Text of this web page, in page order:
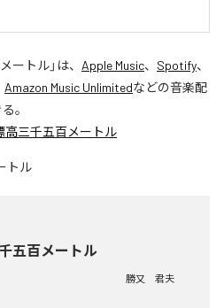
ートル」は、 Apple Music、 Spotify、
Amazon Music Unlimitedなどの音楽配
。
高三千五百メートル
五百メートル
勝又 君夫